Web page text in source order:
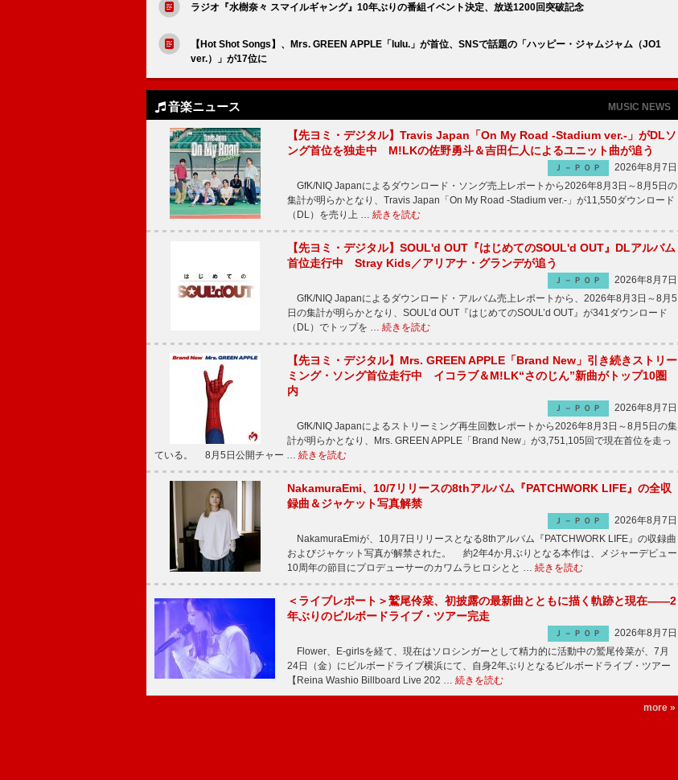
ラジオ『水樹奈々 スマイルギャング』10年ぶりの番組イベント決定、放送1200回突破記念
【Hot Shot Songs】、Mrs. GREEN APPLE「lulu.」が首位、SNSで話題の「ハッピー・ジャムジャム（JO1
ver.）」が17位に
音楽ニュース MUSIC NEWS
【先ヨミ・デジタル】Travis Japan「On My Road -Stadium ver.-」がDLソ
ング首位を独走中 M!LKの佐野勇斗＆吉田仁人によるユニット曲が追う
Ｊ－ＰＯＰ
2026年8月7日
GfK/NIQ Japanによるダウンロード・ソング売上レポートから2026年8月3日～8月5日の
集計が明らかとなり、Travis Japan「On My Road -Stadium ver.-」が11,550ダウンロード
（DL）を売り上 … 続きを読む
【先ヨミ・デジタル】SOUL'd OUT『はじめてのSOUL'd OUT』DLアルバム
首位走行中 Stray Kids／アリアナ・グランデが追う
Ｊ－ＰＯＰ
2026年8月7日
GfK/NIQ Japanによるダウンロード・アルバム売上レポートから、2026年8月3日～8月5
日の集計が明らかとなり、SOUL’d OUT『はじめてのSOUL’d OUT』が341ダウンロード
（DL）でトップを … 続きを読む
【先ヨミ・デジタル】Mrs. GREEN APPLE「Brand New」引き続きストリー
ミング・ソング首位走行中 イコラブ＆M!LK“さのじん”新曲がトップ10圏
内
Ｊ－ＰＯＰ
2026年8月7日
GfK/NIQ Japanによるストリーミング再生回数レポートから2026年8月3日～8月5日の集
計が明らかとなり、Mrs. GREEN APPLE「Brand New」が3,751,105回で現在首位を走っ
ている。 8月5日公開チャー … 続きを読む
NakamuraEmi、10/7リリースの8thアルバム『PATCHWORK LIFE』の全収
録曲＆ジャケット写真解禁
Ｊ－ＰＯＰ
2026年8月7日
NakamuraEmiが、10月7日リリースとなる8thアルバム『PATCHWORK LIFE』の収録曲
およびジャケット写真が解禁された。 約2年4か月ぶりとなる本作は、メジャーデビュー
10周年の節目にプロデューサーのカワムラヒロシとと … 続きを読む
＜ライブレポート＞鷲尾伶菜、初披露の最新曲とともに描く軌跡と現在――2
年ぶりのビルボードライブ・ツアー完走
Ｊ－ＰＯＰ
2026年8月7日
Flower、E-girlsを経て、現在はソロシンガーとして精力的に活動中の鷲尾伶菜が、7月
24日（金）にビルボードライブ横浜にて、自身2年ぶりとなるビルボードライブ・ツアー
【Reina Washio Billboard Live 202 … 続きを読む
more »